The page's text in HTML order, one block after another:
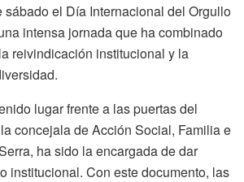
sábado el Día Internacional del Orgullo
intensa jornada que ha combinado
reivindicación institucional y la
lugar frente a las puertas del
concejala de Acción Social, Familia e
ha sido la encargada de dar
institucional. Con este documento, las